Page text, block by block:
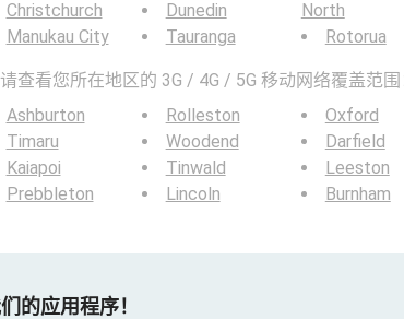
Christchurch
Manukau City
Dunedin
Tauranga
North
Rotorua
查看您所在地区的 3G / 4G / 5G 移动网络覆盖范围
Ashburton
Timaru
Kaiapoi
Prebbleton
Rolleston
Woodend
Tinwald
Lincoln
Oxford
Darfield
Leeston
Burnham
的应用程序！